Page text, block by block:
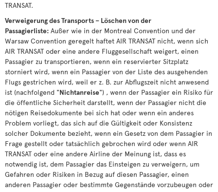
TRANSAT.
Verweigerung des Transports – Löschen von der
Passagierliste: Außer wie in der Montreal Convention und der
Warsaw Convention geregelt haftet AIR TRANSAT nicht, wenn sich
AIR TRANSAT oder eine andere Fluggesellschaft weigert, einen
Passagier zu transportieren, wenn ein reservierter Sitzplatz
storniert wird, wenn ein Passagier von der Liste des ausgehenden
Flugs gestrichen wird, weil er z. B. zur Abflugszeit nicht anwesend
ist (nachfolgend "Nichtanreise") , wenn der Passagier ein Risiko für
die öffentliche Sicherheit darstellt, wenn der Passagier nicht die
nötigen Reisedokumente bei sich hat oder wenn ein anderes
Problem vorliegt, das sich auf die Gültigkeit oder Konsistenz
solcher Dokumente bezieht, wenn ein Gesetz von dem Passagier in
Frage gestellt oder tatsächlich gebrochen wird oder wenn AIR
TRANSAT oder eine andere Airline der Meinung ist, dass es
notwendig ist, dem Passagier das Einsteigen zu verweigern, um
Gefahren oder Risiken in Bezug auf diesen Passagier, einen
anderen Passagier oder bestimmte Gegenstände vorzubeugen oder